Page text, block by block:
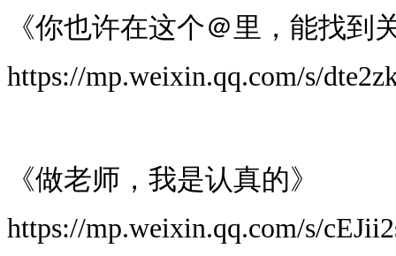
《你也许在这个＠里，能找
https://mp.weixin.qq.com/s/
《做老师，我是认真的》
https://mp.weixin.qq.com/s/